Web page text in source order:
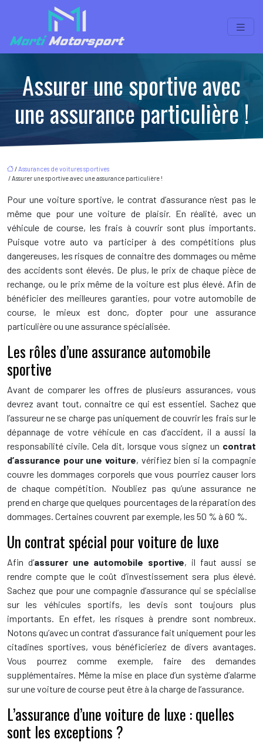
Assurer une sportive avec
une assurance particulière !
/Assurances de voitures sportives
/ Assurer une sportive avec une assurance particulière !
Pour une voiture sportive, le contrat d’assurance n’est pas le
même que pour une voiture de plaisir. En réalité, avec un
véhicule de course, les frais à couvrir sont plus importants.
Puisque votre auto va participer à des compétitions plus
dangereuses, les risques de connaitre des dommages ou même
des accidents sont élevés. De plus, le prix de chaque pièce de
rechange, ou le prix même de la voiture est plus élevé. Afin de
bénéficier des meilleures garanties, pour votre automobile de
course, le mieux est donc, d’opter pour une assurance
particulière ou une assurance spécialisée.
Les rôles d’une assurance automobile
sportive
Avant de comparer les offres de plusieurs assurances, vous
devrez avant tout, connaitre ce qui est essentiel. Sachez que
l’assureur ne se charge pas uniquement de couvrir les frais sur le
dépannage de votre véhicule en cas d’accident, il a aussi la
responsabilité civile. Cela dit, lorsque vous signez un contrat
d’assurance pour une voiture, vérifiez bien si la compagnie
couvre les dommages corporels que vous pourriez causer lors
de chaque compétition. N’oubliez pas qu’une assurance ne
prend en charge que quelques pourcentages de la réparation des
dommages. Certaines couvrent par exemple, les 50 % à 60 %.
Un contrat spécial pour voiture de luxe
Afin d’assurer une automobile sportive, il faut aussi se
rendre compte que le coût d’investissement sera plus élevé.
Sachez que pour une compagnie d’assurance qui se spécialise
sur les véhicules sportifs, les devis sont toujours plus
importants. En effet, les risques à prendre sont nombreux.
Notons qu’avec un contrat d’assurance fait uniquement pour les
citadines sportives, vous bénéficieriez de divers avantages.
Vous pourrez comme exemple, faire des demandes
supplémentaires. Même la mise en place d’un système d’alarme
sur une voiture de course peut être à la charge de l’assurance.
L’assurance d’une voiture de luxe : quelles
sont les exceptions ?